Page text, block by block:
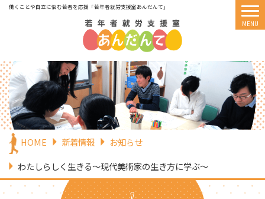
働くことや自立に悩む若者を応援 「若年者就労支援室あんだんて」
HOME 新着情報
お知らせ
わたしらしく生きる～現代美術家の生き方に学ぶ～